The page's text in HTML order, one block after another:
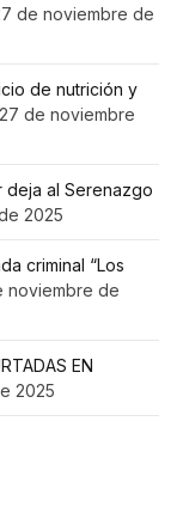
de noviembre de
de nutrición y
27 de noviembre
deja al Serenazgo
2025
criminal “Los
noviembre de
EN
2025